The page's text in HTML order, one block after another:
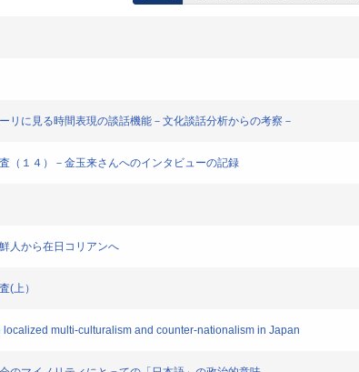
リに見る時間表現の談話機能－文化談話分析からの考察－
（１４）－金玉来さんへのインタビューの記録
人から在日コリアンへ
(上）
multi-culturalism and counter-nationalism in Japan